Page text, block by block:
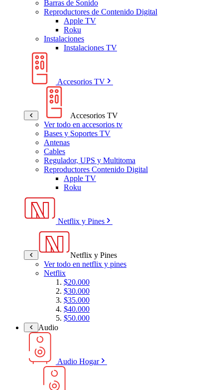
Barras de Sonido
Reproductores de Contenido Digital
Apple TV
Roku
Instalaciones
Instalaciones TV
Accesorios TV
Accesorios TV
Ver todo en accesorios tv
Bases y Soportes TV
Antenas
Cables
Regulador, UPS y Multitoma
Reproductores Contenido Digital
Apple TV
Roku
Netflix y Pines
Netflix y Pines
Ver todo en netflix y pines
Netflix
$20.000
$30.000
$35.000
$40.000
$50.000
Audio
Audio Hogar